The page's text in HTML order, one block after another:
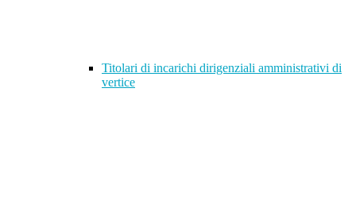
Titolari di incarichi dirigenziali amministrativi di
vertice